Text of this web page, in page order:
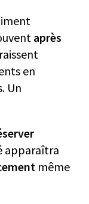
après
en
Un
apparaîtra
même